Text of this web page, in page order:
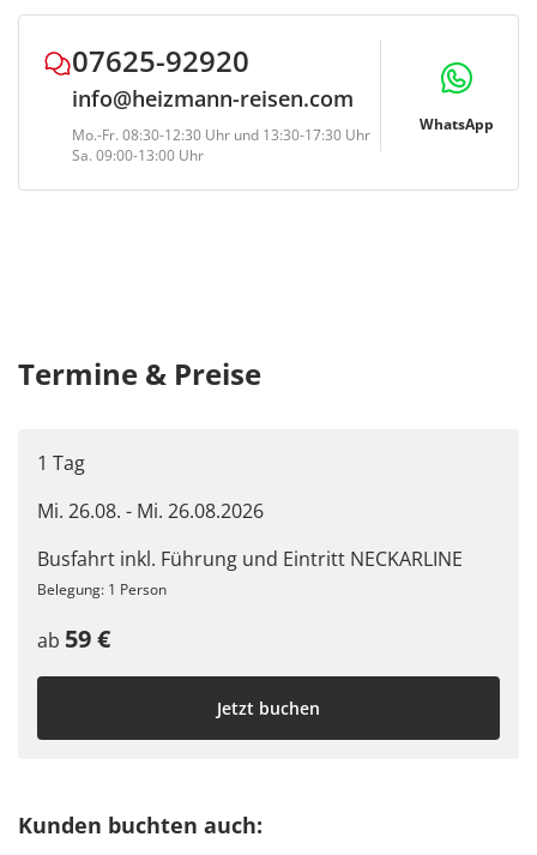
und Bahnfahrten, Mahlzeiten etc.)Ggf. können
Bearbeitungsgebühren in Höhe von € 10,- p.P.
anfallen
07625-92920
info@heizmann-reisen.com
Mo.-Fr. 08:30-12:30 Uhr und 13:30-17:30 Uhr
Sa. 09:00-13:00 Uhr
WhatsApp
Termine & Preise
1 Tag
Mi. 26.08. - Mi. 26.08.2026
Busfahrt inkl. Führung und Eintritt NECKARLINE
Belegung: 1 Person
ab 59 €
Jetzt buchen
Kunden buchten auch: